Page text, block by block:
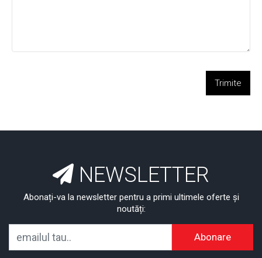
Trimite
NEWSLETTER
Abonați-va la newsletter pentru a primi ultimele oferte și
noutăți:
Abonare